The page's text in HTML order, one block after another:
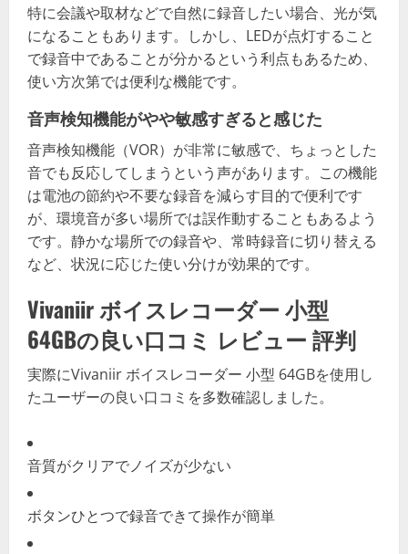
特に会議や取材などで自然に録音したい場合、光が気
になることもあります。しかし、LEDが点灯すること
で録音中であることが分かるという利点もあるため、
使い方次第では便利な機能です。
音声検知機能がやや敏感すぎると感じた
音声検知機能（VOR）が非常に敏感で、ちょっとした
音でも反応してしまうという声があります。この機能
は電池の節約や不要な録音を減らす目的で便利です
が、環境音が多い場所では誤作動することもあるよう
です。静かな場所での録音や、常時録音に切り替える
など、状況に応じた使い分けが効果的です。
Vivaniir ボイスレコーダー 小型
64GBの良い口コミ レビュー 評判
実際にVivaniir ボイスレコーダー 小型 64GBを使用し
たユーザーの良い口コミを多数確認しました。
音質がクリアでノイズが少ない
ボタンひとつで録音できて操作が簡単